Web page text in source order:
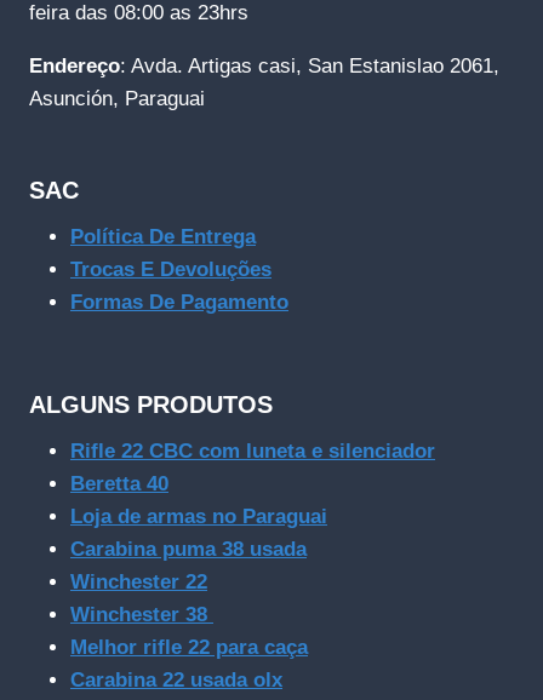
feira das 08:00 as 23hrs
Endereço: Avda. Artigas casi, San Estanislao 2061,
Asunción, Paraguai
SAC
Política De Entrega
Trocas E Devoluções
Formas De Pagamento
ALGUNS PRODUTOS
Rifle 22 CBC com luneta e silenciador
Beretta 40
Loja de armas no Paraguai
Carabina puma 38 usada
Winchester 22
Winchester 38
Melhor rifle 22 para caça
Carabina 22 usada olx